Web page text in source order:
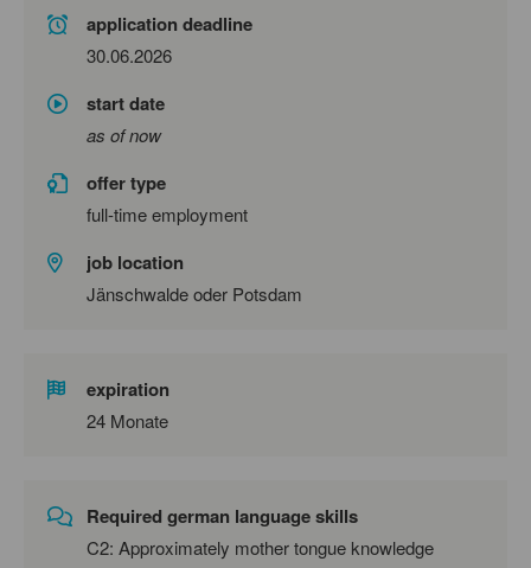
application deadline
30.06.2026
start date
as of now
offer type
full-time employment
job location
Jänschwalde oder Potsdam
expiration
24 Monate
Required german language skills
C2: Approximately mother tongue knowledge